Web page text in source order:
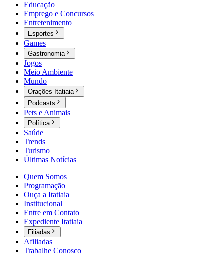
Educação
Emprego e Concursos
Entretenimento
Esportes
Games
Gastronomia
Jogos
Meio Ambiente
Mundo
Orações Itatiaia
Podcasts
Pets e Animais
Política
Saúde
Trends
Turismo
Últimas Notícias
Quem Somos
Programação
Ouça a Itatiaia
Institucional
Entre em Contato
Expediente Itatiaia
Filiadas
Afiliadas
Trabalhe Conosco